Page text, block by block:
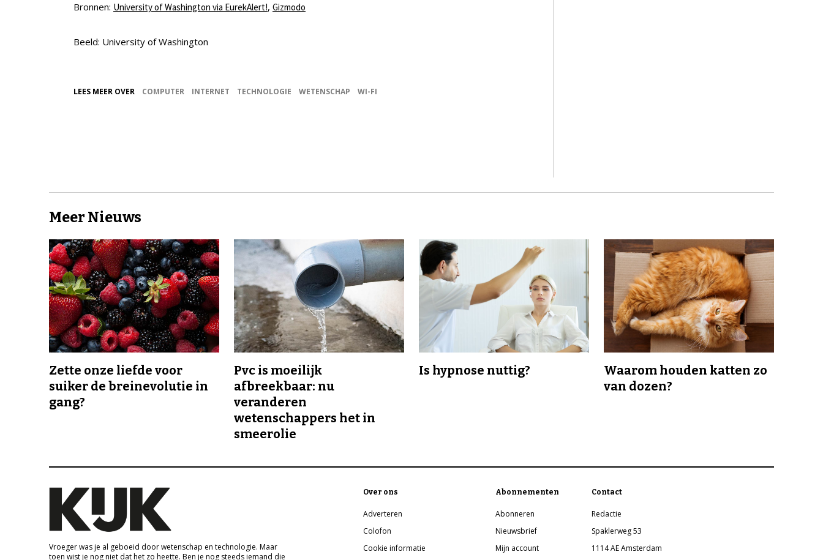
Bronnen: University of Washington via EurekAlert!, Gizmodo
Beeld: University of Washington
LEES MEER OVER COMPUTER INTERNET TECHNOLOGIE WETENSCHAP WI-FI
Meer Nieuws
Zette onze liefde voor
suiker de breinevolutie in
gang?
Pvc is moeilijk
afbreekbaar: nu
veranderen
wetenschappers het in
smeerolie
Is hypnose nuttig?
Waarom houden katten zo
van dozen?
Vroeger was je al geboeid door wetenschap en technologie. Maar
toen wist je nog niet dat het zo heette. Ben je nog steeds iemand die
Over ons
Adverteren
Colofon
Cookie informatie
Abonnementen
Abonneren
Nieuwsbrief
Mijn account
Contact
Redactie
Spaklerweg 53
1114 AE Amsterdam